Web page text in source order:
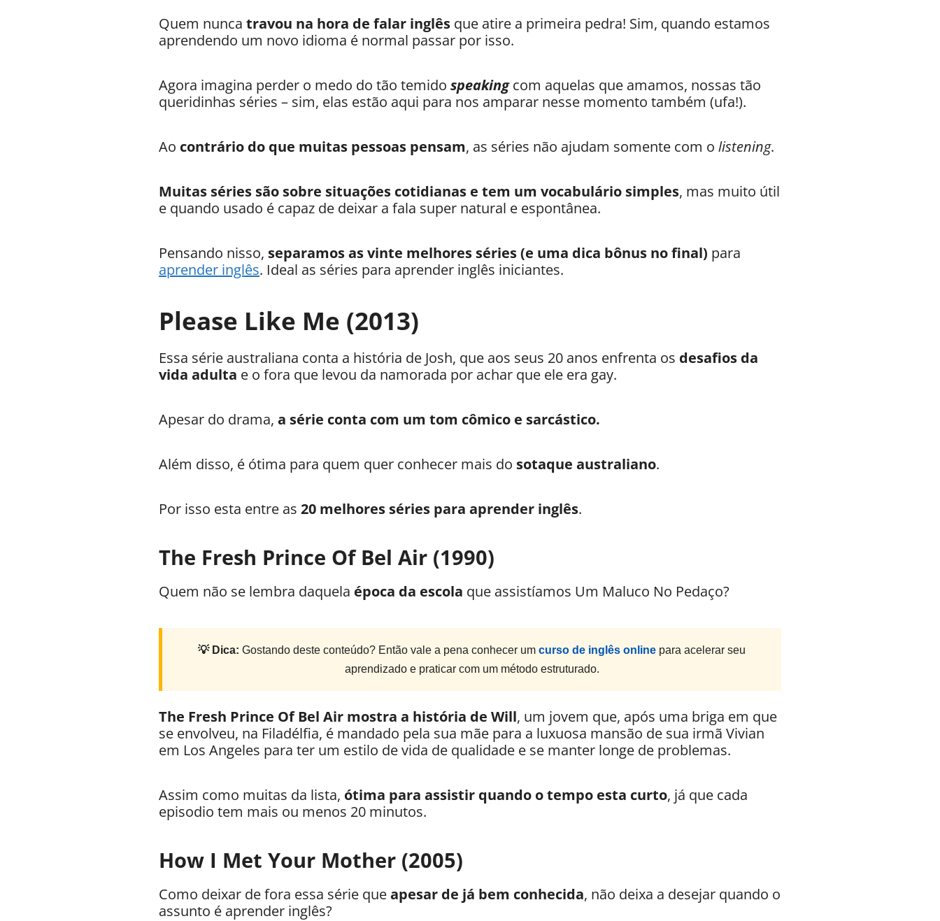
Quem nunca travou na hora de falar inglês que atire a primeira pedra! Sim, quando estamos
aprendendo um novo idioma é normal passar por isso.
Agora imagina perder o medo do tão temido speakingcom aquelas que amamos, nossas tão
queridinhas séries – sim, elas estão aqui para nos amparar nesse momento também (ufa!).
Ao contrário do que muitas pessoas pensam, as séries não ajudam somente com o listening.
Muitas séries são sobre situações cotidianas e tem um vocabulário simples, mas muito útil
e quando usado é capaz de deixar a fala super natural e espontânea.
Pensando nisso, separamos as vinte melhores séries(e uma dica bônus no final) para
aprender inglês. Ideal as séries para aprender inglês iniciantes.
Please Like Me (2013)
Essa série australiana conta a história de Josh, que aos seus 20 anos enfrenta os desafios da
vida adulta e o fora que levou da namorada por achar que ele era gay.
Apesar do drama, a série conta com um tom cômico e sarcástico.
Além disso, é ótima para quem quer conhecer mais do sotaque australiano.
Por isso esta entre as 20 melhores séries para aprender inglês.
The Fresh Prince Of Bel Air (1990)
Quem não se lembra daquela época da escola que assistíamos Um Maluco No Pedaço?
💡 Dica: Gostando deste conteúdo? Então vale a pena conhecer um curso de inglês online para acelerar seu
aprendizado e praticar com um método estruturado.
The Fresh Prince Of Bel Air mostra a história de Will, um jovem que, após uma briga em que
se envolveu, na Filadélfia, é mandado pela sua mãe para a luxuosa mansão de sua irmã Vivian
em Los Angeles para ter um estilo de vida de qualidade e se manter longe de problemas.
Assim como muitas da lista, ótima para assistir quando o tempo esta curto, já que cada
episodio tem mais ou menos 20 minutos.
How I Met Your Mother (2005)
Como deixar de fora essa série queapesar de já bem conhecida, não deixa a desejar quando o
assunto é aprender inglês?